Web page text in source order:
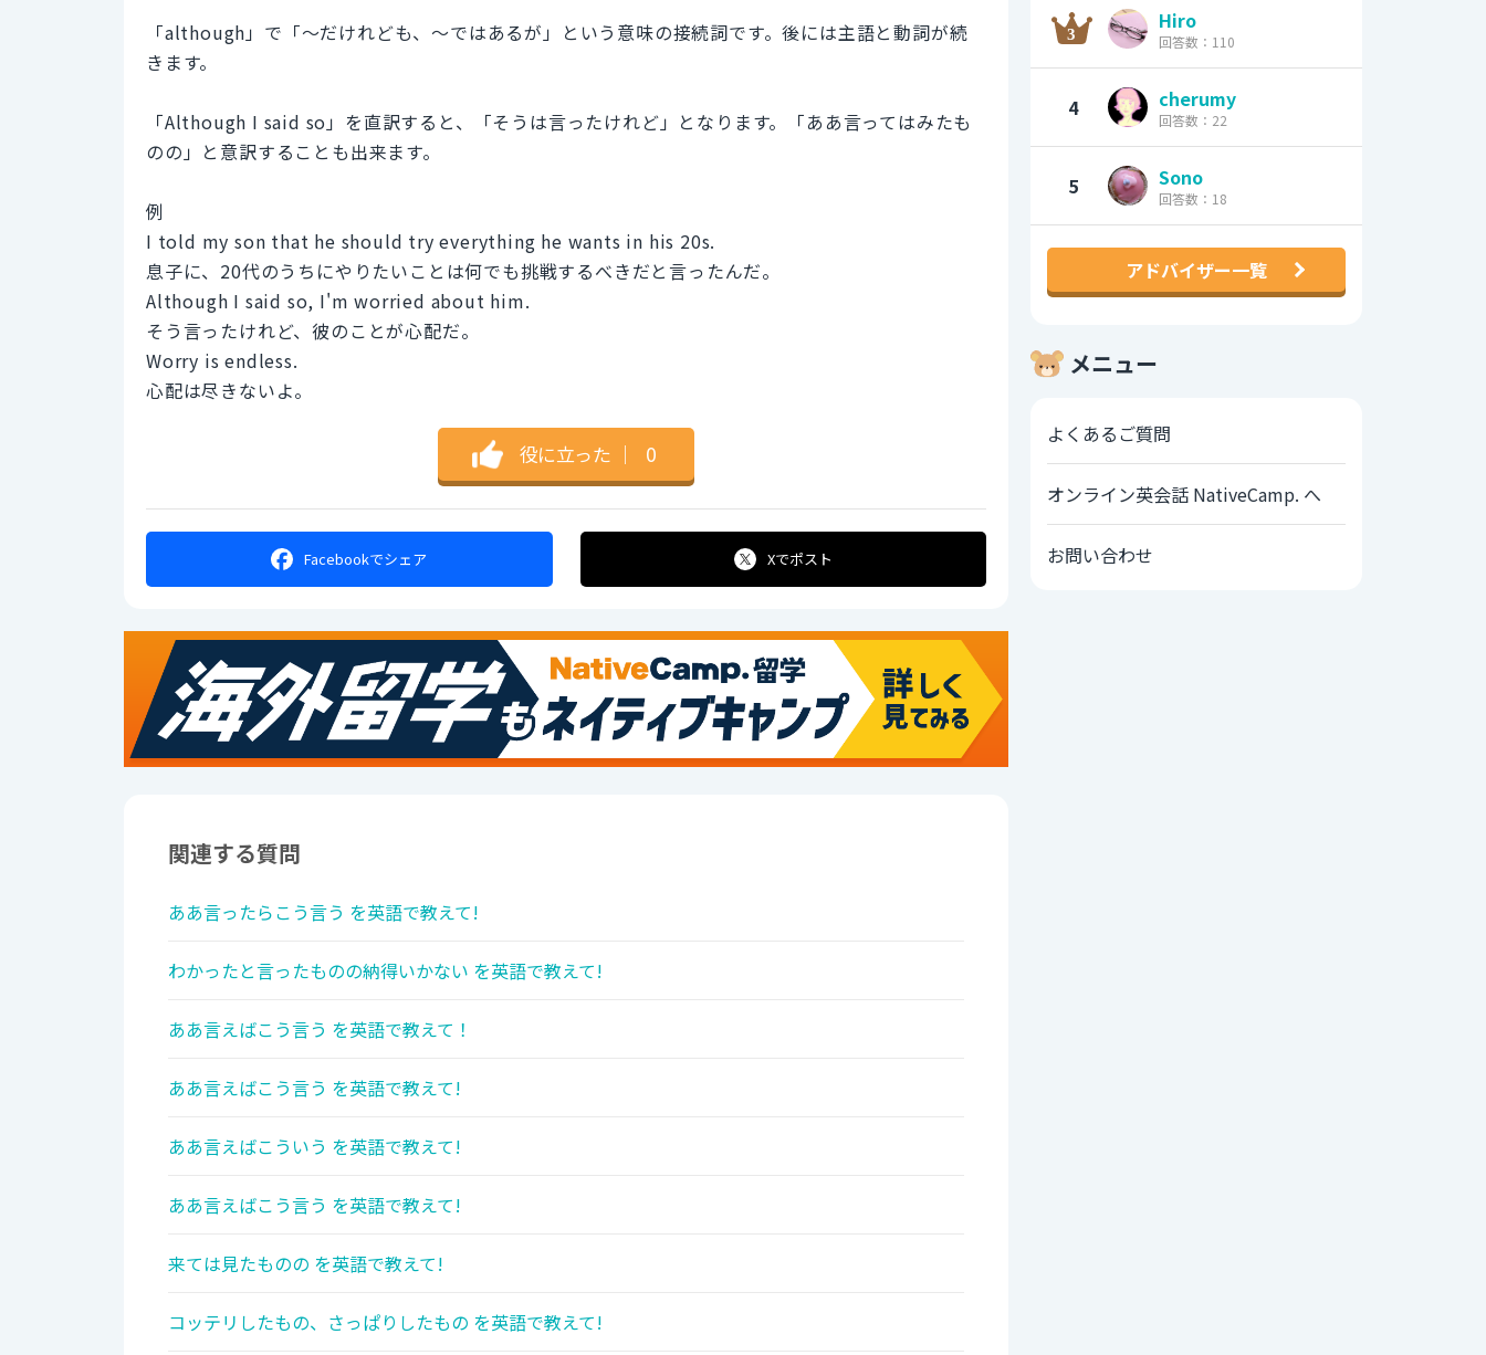
「although」で「〜だけれども、〜ではあるが」という意味の接続詞です。後には主語と動詞が続
きます。
「Although I said so」を直訳すると、「そうは言ったけれど」となります。「ああ言ってはみたも
のの」と意訳することも出来ます。
例
I told my son that he should try everything he wants in his 20s.
息子に、20代のうちにやりたいことは何でも挑戦するべきだと言ったんだ。
Although I said so, I'm worried about him.
そう言ったけれど、彼のことが心配だ。
Worry is endless.
心配は尽きないよ。
役に立った ｜ 0
Facebookでシェア Xでポスト
関連する質問
ああ言ったらこう言う を英語で教えて!
わかったと言ったものの納得いかない を英語で教えて!
ああ言えばこう言う を英語で教えて！
ああ言えばこう言う を英語で教えて!
ああ言えばこういう を英語で教えて!
ああ言えばこう言う を英語で教えて!
来ては見たものの を英語で教えて!
コッテリしたもの、さっぱりしたもの を英語で教えて!
Hiro
回答数：110
4 cherumy
回答数：22
5 Sono
回答数：18
アドバイザー一覧
メニュー
よくあるご質問
オンライン英会話 NativeCamp. へ
お問い合わせ